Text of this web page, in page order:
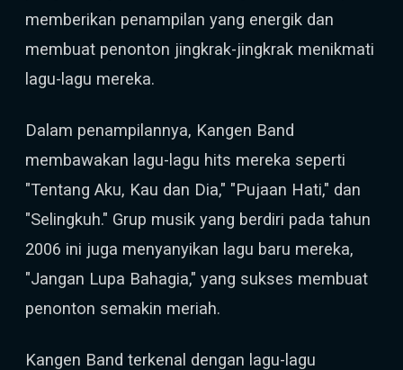
memberikan penampilan yang energik dan
membuat penonton jingkrak-jingkrak menikmati
lagu-lagu mereka.
Dalam penampilannya, Kangen Band
membawakan lagu-lagu hits mereka seperti
"Tentang Aku, Kau dan Dia," "Pujaan Hati," dan
"Selingkuh." Grup musik yang berdiri pada tahun
2006 ini juga menyanyikan lagu baru mereka,
"Jangan Lupa Bahagia," yang sukses membuat
penonton semakin meriah.
Kangen Band terkenal dengan lagu-lagu